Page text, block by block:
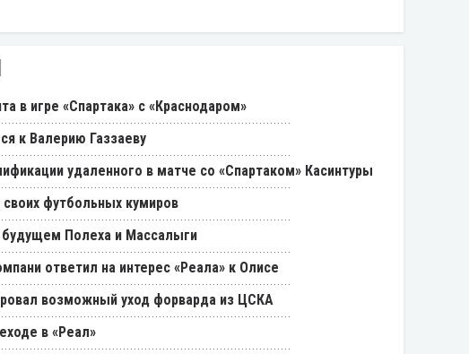
в игре «Спартака» с «Краснодаром»
к Валерию Газзаеву
удаленного в матче со «Спартаком» Касинтуры
футбольных кумиров
будущем Полеха и Массалыги
ответил на интерес «Реала» к Олисе
возможный уход форварда из ЦСКА
в «Реал»